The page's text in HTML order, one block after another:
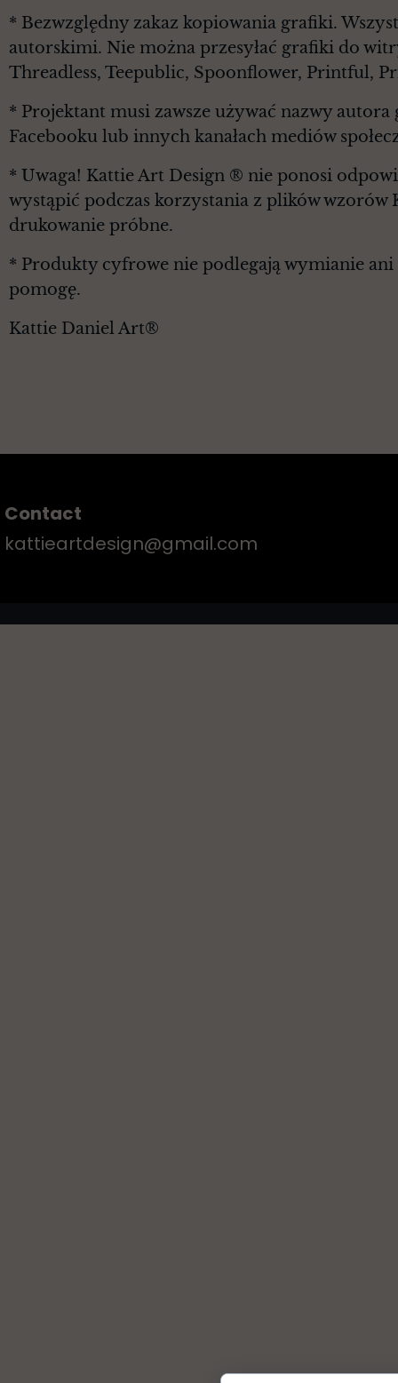
* Bezwzględny zakaz kopiowania grafiki.
autorskimi. Nie można przesyłać grafiki do
Threadless, Teepublic, Spoonflower, Printful,
* Projektant musi zawsze używać nazwy
Facebooku lub innych kanałach mediów
* Uwaga! Kattie Art Design ® nie ponosi
wystąpić podczas korzystania z plików
drukowanie próbne.
* Produkty cyfrowe nie podlegają wymianie
pomogę.
Kattie Daniel Art®
Contact
kattieartdesign@gmail.com